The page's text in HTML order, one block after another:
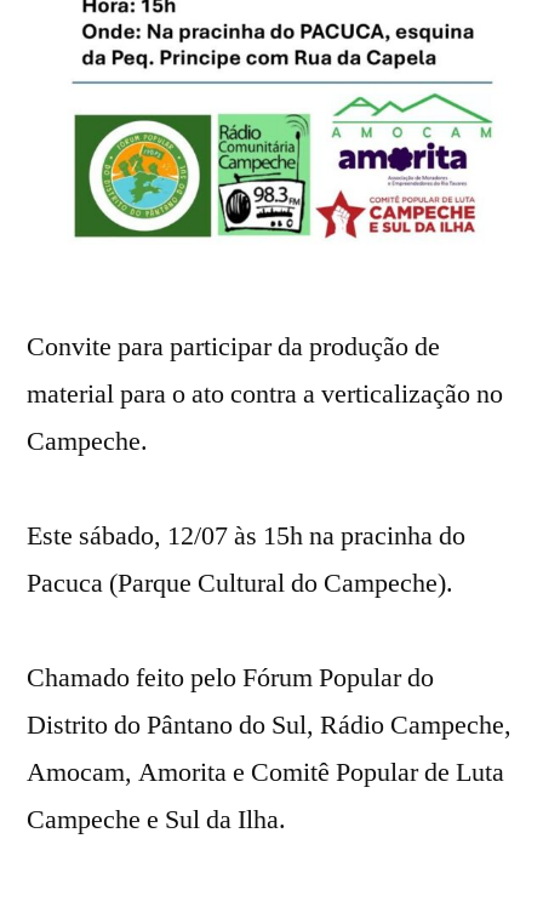
Convite para participar da produção de
material para o ato contra a verticalização no
Campeche.
Este sábado, 12/07 às 15h na pracinha do
Pacuca (Parque Cultural do Campeche).
Chamado feito pelo Fórum Popular do
Distrito do Pântano do Sul, Rádio Campeche,
Amocam, Amorita e Comitê Popular de Luta
Campeche e Sul da Ilha.